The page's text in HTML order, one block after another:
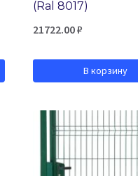
(Ral 8017)
21722.00₽
В корзину